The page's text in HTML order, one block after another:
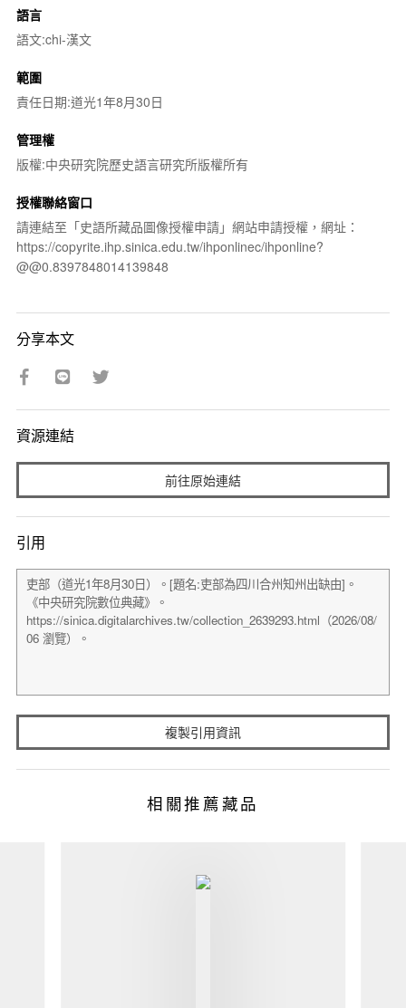
語言
語文:chi-漢文
範圍
責任日期:道光1年8月30日
管理權
版權:中央研究院歷史語言研究所版權所有
授權聯絡窗口
請連結至「史語所藏品圖像授權申請」網站申請授權，網址：
https://copyrite.ihp.sinica.edu.tw/ihponlinec/ihponline?
@@0.8397848014139848
分享本文
資源連結
前往原始連結
引用
複製引用資訊
相關推薦藏品